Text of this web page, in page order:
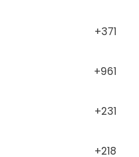
+371
+961
+231
+218